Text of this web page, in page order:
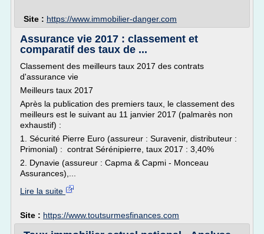
Site : https://www.immobilier-danger.com
Assurance vie 2017 : classement et
comparatif des taux de ...
Classement des meilleurs taux 2017 des contrats
d'assurance vie
Meilleurs taux 2017
Après la publication des premiers taux, le classement des
meilleurs est le suivant au 11 janvier 2017 (palmarès non
exhaustif) :
1. Sécurité Pierre Euro (assureur : Suravenir, distributeur :
Primonial) : contrat Sérénipierre, taux 2017 : 3,40%
2. Dynavie (assureur : Capma & Capmi - Monceau
Assurances),...
Lire la suite
Site : https://www.toutsurmesfinances.com